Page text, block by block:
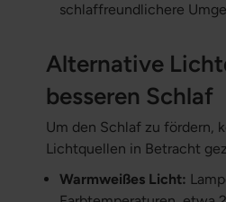
schlaffreundlichere
Alternative
besseren Schlaf
Um den Schlaf zu fördern,
Lichtquellen in Betracht
Warmweißes Licht: